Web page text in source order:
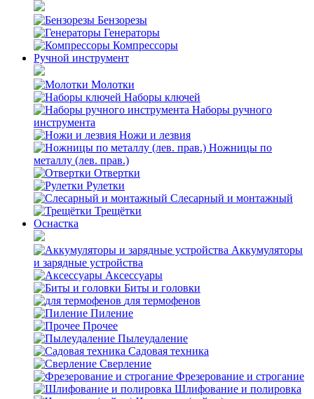
Бензорезы
Генераторы
Компрессоры
Ручной инструмент
Молотки
Наборы ключей
Наборы ручного
инструмента
Ножи и лезвия
Ножницы по
металлу (лев. прав.)
Отвертки
Рулетки
Слесарный и монтажный
Трещётки
Оснастка
Аккумуляторы
и зарядные устройства
Аксессуары
Биты и головки
для термофенов
Пиление
Прочее
Пылеудаление
Садовая техника
Сверление
Фрезерование и строгание
Шлифование и полировка